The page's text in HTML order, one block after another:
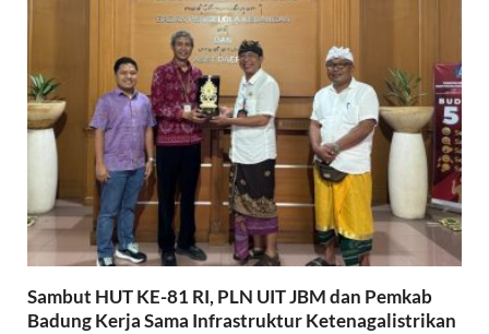
Sambut HUT KE-81 RI, PLN UIT JBM dan Pemkab
Badung Kerja Sama Infrastruktur Ketenagalistrikan